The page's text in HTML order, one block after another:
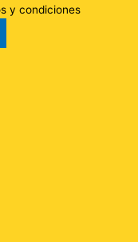
y condiciones